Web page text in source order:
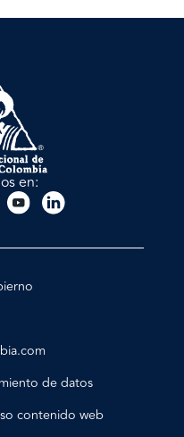
en:
de datos
contenido web